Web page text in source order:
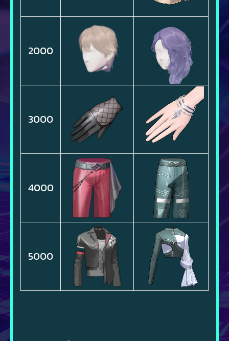
2000
3000
4000
5000